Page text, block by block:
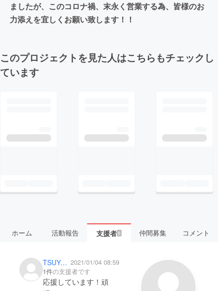
ましたが、このコロナ禍、末永く営業する為、皆様のお
力添えを宜しくお願い致します！！
このプロジェクトを見た人はこちらもチェックし
ています
ホーム 活動報告 支援者6 仲間募集 コメント
TSUYOSHI000 2021/01/04 08:59
1件の支援者です
応援しています！頑